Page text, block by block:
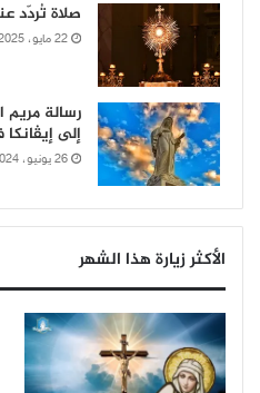
صلاة تُردّد
22 مايو، 2025
رسالة مريم
إلى إيڤانكا في 25
26 يونيو، 2024
الأكثر زيارة هذا الشهر